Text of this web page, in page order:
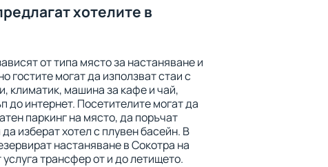
хотелите в
от типа място за настаняване и
гостите могат да използват стаи с
климатик, машина за кафе и чай,
до интернет. Посетителите могат да
паркинг на място, да поръчат
изберат хотел с плувен басейн. В
настаняване в Сокотра на
трансфер от и до летището.